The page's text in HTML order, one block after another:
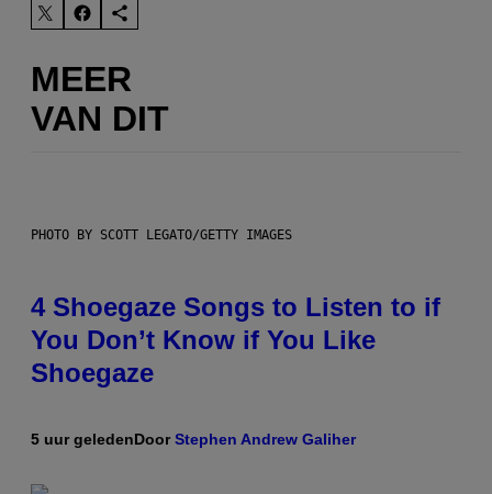
MEER
VAN DIT
PHOTO BY SCOTT LEGATO/GETTY IMAGES
4 Shoegaze Songs to Listen to if
You Don’t Know if You Like
Shoegaze
5 uur geledenDoorStephen Andrew Galiher